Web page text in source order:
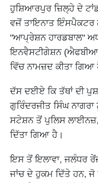
ਹੁਸ਼ਿਆਰਪੁਰ ਜ਼ਿਲ੍ਹੇ ਦੇ
ਵਜੋਂ ਤਾਇਨਾਤ ਇੰਸਪੈਕਟਰ
"ਆਪ੍ਰੇਸ਼ਨ ਹਾਰਡਬਾਲ"
ਇਨਵੈਸਟੀਗੇਸ਼ਨ
ਵਿੱਚ ਨਾਮਜ਼ਦ ਕੀਤਾ ਗਿਆ
ਦੱਸ ਦਈਏ ਕਿ ਤੱਥਾਂ ਦੀ
ਗੁਰਿੰਦਰਜੀਤ ਸਿੰਘ
ਸਟੇਸ਼ਨ ਤੋਂ ਪੁਲਿਸ
ਦਿੱਤਾ ਗਿਆ ਹੈ।
ਇਸ ਤੋਂ ਇਲਾਵਾ, ਜਲੰਧਰ
ਜਾਂਚ ਦੇ ਹੁਕਮ ਦਿੱਤੇ ਹਨ, ਜੋ